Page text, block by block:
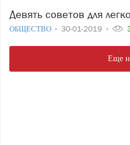
Девять советов для
ОБЩЕСТВО 30-01-2019
Еще